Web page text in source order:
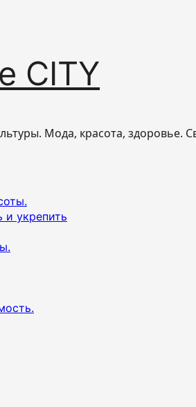
CITY
Мода, красота, здоровье.
и укрепить